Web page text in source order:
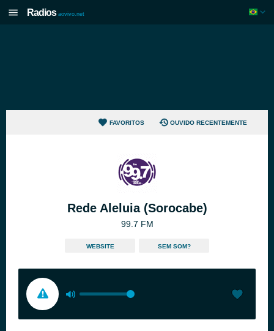
Radios aovivo.net
FAVORITOS OUVIDO RECENTEMENTE
Rede Aleluia (Sorocabe)
99.7 FM
WEBSITE SEM SOM?